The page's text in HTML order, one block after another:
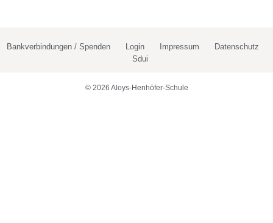
Bankverbindungen / Spenden Login Impressum
Datenschutz
Sdui
© 2026 Aloys-Henhöfer-Schule